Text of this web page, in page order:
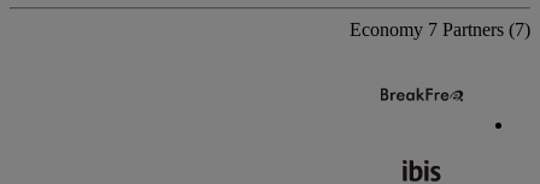
Economy 7 Partners (7)